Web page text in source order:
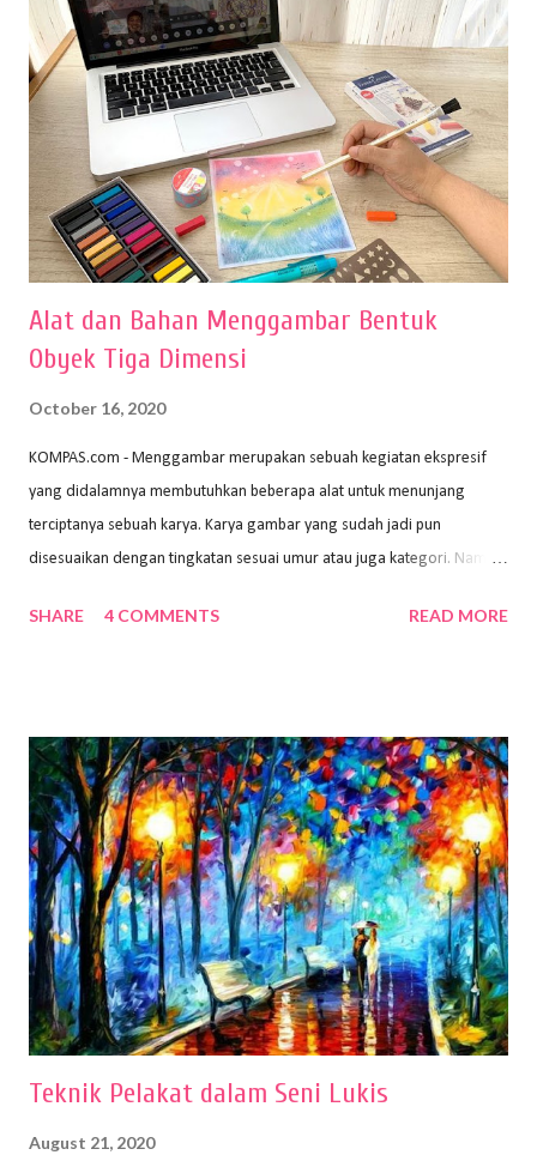
Alat dan Bahan Menggambar Bentuk
Obyek Tiga Dimensi
October 16, 2020
KOMPAS.com - Menggambar merupakan sebuah kegiatan ekspresif
yang didalamnya membutuhkan beberapa alat untuk menunjang
terciptanya sebuah karya. Karya gambar yang sudah jadi pun
disesuaikan dengan tingkatan sesuai umur atau juga kategori. Namun,
sehingga hasilnya bisa dilihat. Peran alat dan bahan sangat
memiliki spesifikasi berbeda sesuai jenisnya. Berikut peralatan
menggambar bentuk: 1. Kertas Gambar Kegiatan menggambar
membutuhkan kertas yang baik agar proses pembuatan gambar lebih
nyaman dan maksimal. Bahan kertas yang baik salah satu syaratnya
adalah tidak mudah sobek, mengingat menggambar merupakan
proses menggores dan menghapus. Kertas adalah bahan yang paling
ideal digunakan untuk menggambar. Dalam menggambar
menggunakan pen...
SHARE 4 COMMENTS READ MORE
Teknik Pelakat dalam Seni Lukis
August 21, 2020